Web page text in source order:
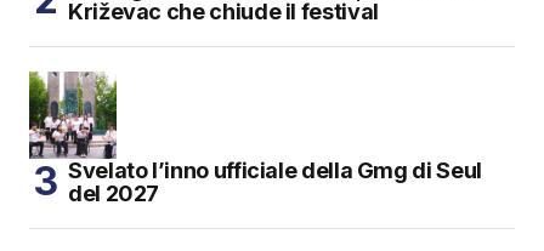
Križevac che chiude il festival
Svelato l’inno ufficiale della Gmg di Seul
del 2027